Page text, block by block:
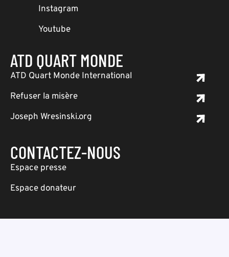
Instagram
Youtube
ATD QUART MONDE
ATD Quart Monde International
Refuser la misère
Joseph Wresinski.org
CONTACTEZ-NOUS
Espace presse
Espace donateur